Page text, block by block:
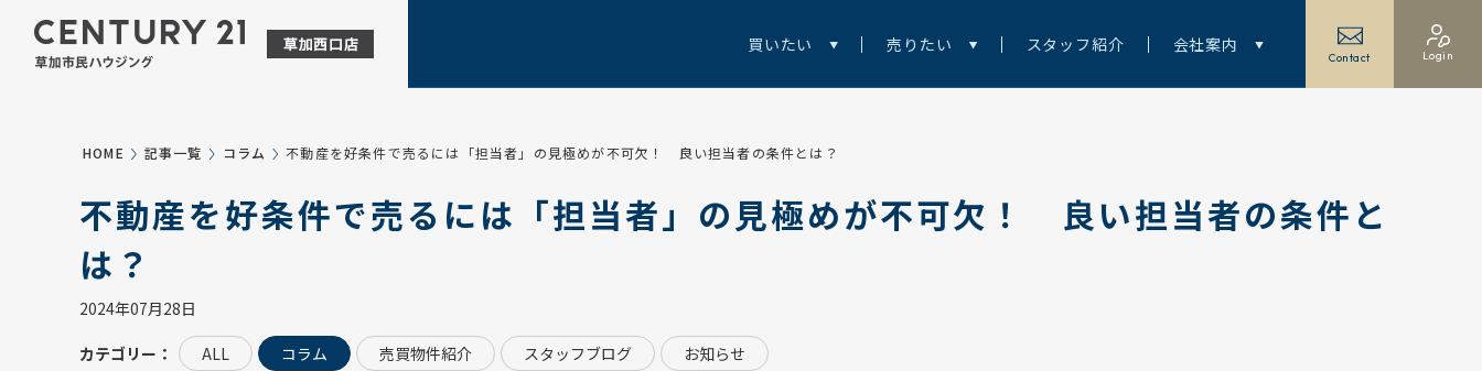
買いたい 売りたい スタッフ紹介 会社案内
Contact Login
HOME 記事一覧 コラム 不動産を好条件で売るには「担当者」の見極めが不可欠！ 良い担当者の条件とは？
不動産を好条件で売るには「担当者」の見極めが不可欠！ 良い担当者の条件と
は？
2024年07月28日
カテゴリー： ALL コラム 売買物件紹介 スタッフブログ お知らせ